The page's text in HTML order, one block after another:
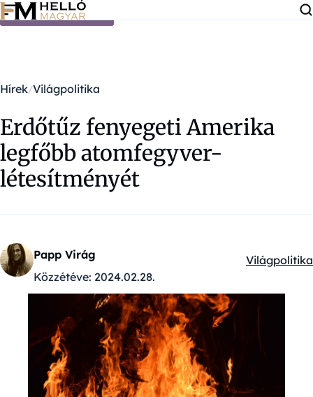
Ugrás a tartalomra
Hírek Világpolitika
Erdőtűz fenyegeti Amerika
legfőbb atomfegyver-
létesítményét
Papp Virág
Közzétéve: 2024.02.28.
Kategóriák:
Világpolitika